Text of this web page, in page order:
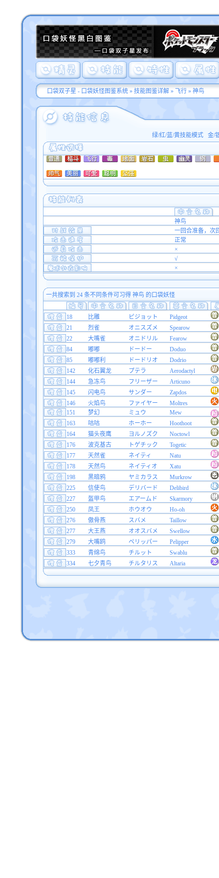
口袋双子星 - 口袋妖怪图鉴系统» 技能图鉴详解» 飞行» 神鸟
绿/红/蓝/黄技能模式 金/
神鸟
一回合准备，次
正常
×
√
×
一共搜索到 24 条不同条件可习得 神鸟 的口袋妖怪
18 比雕 ピジョット
Pidgeot
21
烈雀 オニスズメ
Spearow
22
大嘴雀 オニドリル
Fearow
84
嘟嘟 ドードー
Doduo
85
嘟嘟利 ドードリオ
Dodrio
142
化石翼龙 プテラ
Aerodactyl
144
急冻鸟 フリーザー
Articuno
145
闪电鸟 サンダー
Zapdos
146
火焰鸟 ファイヤー
Moltres
151
梦幻 ミュウ
Mew
163
咕咕 ホーホー
Hoothoot
164
猫头夜鹰 ヨルノズク
Noctowl
176
波克基古 トゲチック
Togetic
177
天然雀 ネイティ
Natu
178
天然鸟 ネイティオ
Xatu
198
黑暗鸦 ヤミカラス
Murkrow
225
信使鸟 デリバード
Delibird
227
盔甲鸟 エアームド
Skarmory
250
凤王 ホウオウ
Ho-oh
276
傲骨燕 スバメ
Taillow
277
大王燕 オオスバメ
Swellow
279
大嘴鸥 ペリッパー
Pelipper
333
青绵鸟 チルット
Swablu
334
七夕青鸟 チルタリス Altaria